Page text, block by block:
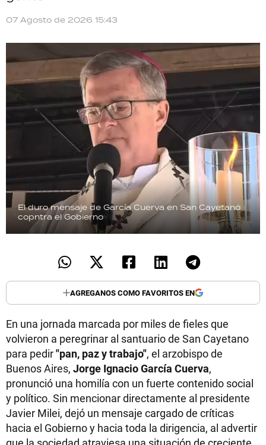
07 Agosto de 2026 15:43
El duro mensaje de García Cuerva en San Cayetano
copntra el Gobierno
AGREGANOS COMO FAVORITOS EN
En una jornada marcada por miles de fieles que
volvieron a peregrinar al santuario de San Cayetano
para pedir"pan, paz y trabajo", el arzobispo de
Buenos Aires, Jorge Ignacio García Cuerva,
pronunció una homilía con un fuerte contenido social
y político. Sin mencionar directamente al presidente
Javier Milei, dejó un mensaje cargado de críticas
hacia el Gobierno y hacia toda la dirigencia, al advertir